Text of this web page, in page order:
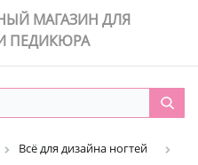
МАГАЗИН ДЛЯ
ПЕДИКЮРА
Всё для дизайна ногтей